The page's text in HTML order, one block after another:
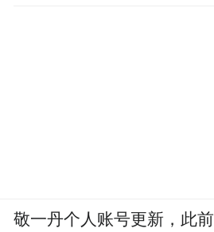
敬一丹个人账号更新，此前